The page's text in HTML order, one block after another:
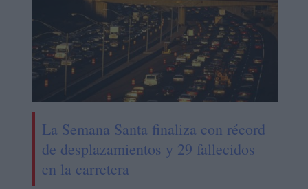
La Semana Santa finaliza con récord
de desplazamientos y 29 fallecidos
en la carretera